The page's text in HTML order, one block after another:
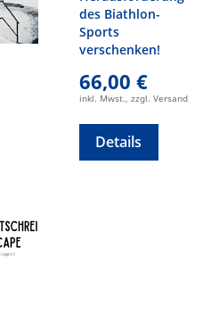
des Biathlon-
Sports
verschenken!
66,00 €
inkl. Mwst., zzgl. Versand
Details